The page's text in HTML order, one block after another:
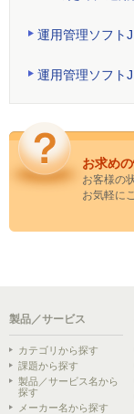
運用管理ソフト
運用管理ソフト
お求め
お客様の
お気軽に
製品／サービス
カテゴリから探す
課題から探す
製品／サービス名から
探す
メーカー名から探す